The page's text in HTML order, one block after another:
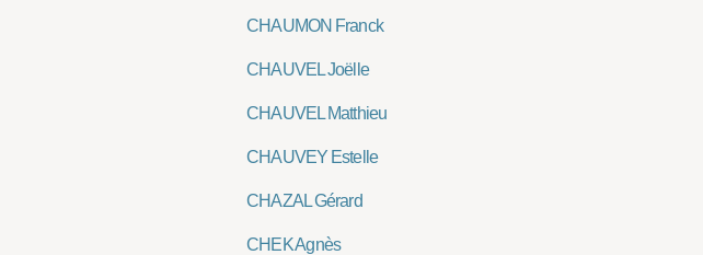
CHAUMON Franck
CHAUVEL Joëlle
CHAUVEL Matthieu
CHAUVEY Estelle
CHAZAL Gérard
CHEK Agnès